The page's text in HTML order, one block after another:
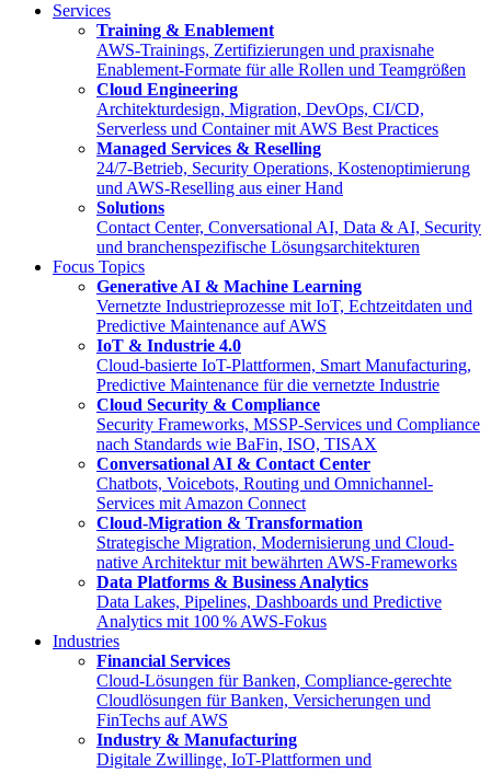
Services
Training & Enablement
AWS-Trainings, Zertifizierungen und praxisnahe
Enablement-Formate für alle Rollen und Teamgrößen
Cloud Engineering
Architekturdesign, Migration, DevOps, CI/CD,
Serverless und Container mit AWS Best Practices
Managed Services & Reselling
24/7-Betrieb, Security Operations, Kostenoptimierung
und AWS-Reselling aus einer Hand
Solutions
Contact Center, Conversational AI, Data & AI, Security
und branchenspezifische Lösungsarchitekturen
Focus Topics
Generative AI & Machine Learning
Vernetzte Industrieprozesse mit IoT, Echtzeitdaten und
Predictive Maintenance auf AWS
IoT & Industrie 4.0
Cloud-basierte IoT-Plattformen, Smart Manufacturing,
Predictive Maintenance für die vernetzte Industrie
Cloud Security & Compliance
Security Frameworks, MSSP-Services und Compliance
nach Standards wie BaFin, ISO, TISAX
Conversational AI & Contact Center
Chatbots, Voicebots, Routing und Omnichannel-
Services mit Amazon Connect
Cloud-Migration & Transformation
Strategische Migration, Modernisierung und Cloud-
native Architektur mit bewährten AWS-Frameworks
Data Platforms & Business Analytics
Data Lakes, Pipelines, Dashboards und Predictive
Analytics mit 100 % AWS-Fokus
Industries
Financial Services
Cloud-Lösungen für Banken, Compliance-gerechte
Cloudlösungen für Banken, Versicherungen und
FinTechs auf AWS
Industry & Manufacturing
Digitale Zwillinge, IoT-Plattformen und